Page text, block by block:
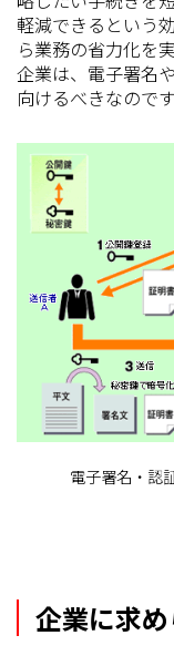
軽減できるという
ら業務の省力化を
企業は、電子署名
向けるべきなのです
電子署名・認
企業に求